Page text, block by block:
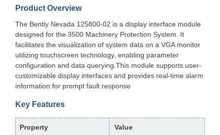
Product Overview
The Bently Nevada 125800-02 is a display interface module
designed for the 3500 Machinery Protection System. It
facilitates the visualization of system data on a VGA monitor
utilizing touchscreen technology, enabling parameter
configuration and data querying. This module supports user-
customizable display interfaces and provides real-time alarm
information for prompt fault response
Key Features
Property Value